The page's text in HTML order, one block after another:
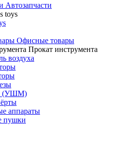
Автозапчасти
toys
Офисные товары
Прокат инструмента
воздуха
(УШМ)
аппараты
пушки